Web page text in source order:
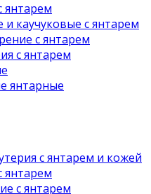
янтарем
каучуковые с янтарем
с янтарем
с янтарем
янтарные
с янтарем и кожей
янтарем
с янтарем